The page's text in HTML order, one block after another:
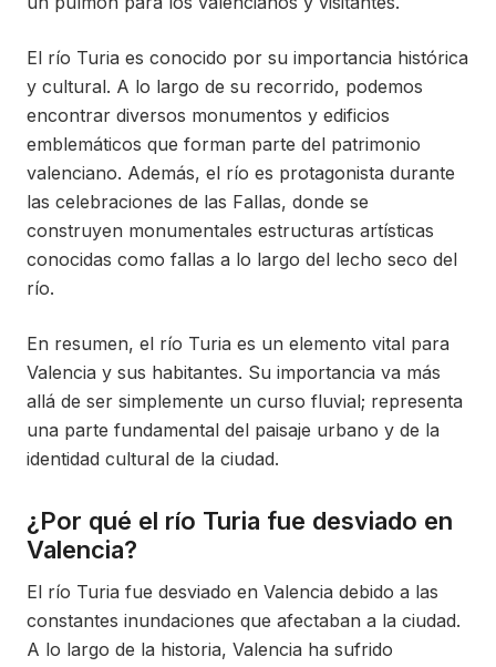
El río Turia es conocido por su importancia histórica
y cultural. A lo largo de su recorrido, podemos
encontrar diversos monumentos y edificios
emblemáticos que forman parte del patrimonio
valenciano. Además, el río es protagonista durante
las celebraciones de las Fallas, donde se
construyen monumentales estructuras artísticas
conocidas como fallas a lo largo del lecho seco del
río.
En resumen, el río Turia es un elemento vital para
Valencia y sus habitantes. Su importancia va más
allá de ser simplemente un curso fluvial; representa
una parte fundamental del paisaje urbano y de la
identidad cultural de la ciudad.
¿Por qué el río Turia fue desviado en
Valencia?
El río Turia fue desviado en Valencia debido a las
constantes inundaciones que afectaban a la ciudad.
A lo largo de la historia, Valencia ha sufrido